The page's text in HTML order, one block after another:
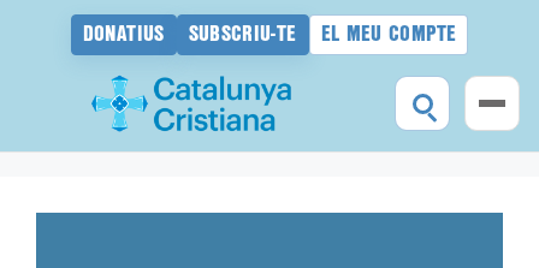
DONATIUS SUBSCRIU-TE EL MEU COMPTE